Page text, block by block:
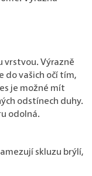
vrstvou. Výrazně
do vašich očí tím,
je možné mít
odstínech duhy.
odolná.
skluzu brýlí,